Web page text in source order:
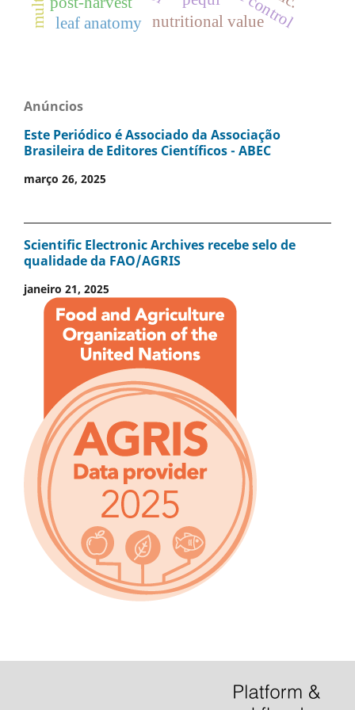
nutritional value
leaf anatomy
Anúncios
Este Periódico é Associado da Associação
Brasileira de Editores Científicos - ABEC
março 26, 2025
Scientific Electronic Archives recebe selo de
qualidade da FAO/AGRIS
janeiro 21, 2025